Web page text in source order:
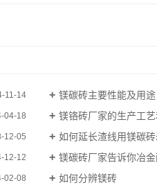
11-14 镁碳砖主要性能及用途
04-18 镁铬砖厂家的生产工
12-05 如何延长渣线用镁碳砖
12-12 镁碳砖厂家告诉你冶
02-08 如何分辨镁砖